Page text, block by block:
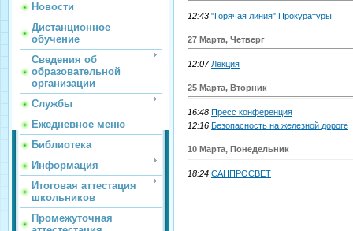
Новости
Дистанционное
обучение
Сведения об
образовательной
организации
Службы
Ежедневное меню
Библиотека
Информация
Итоговая аттестация
школьников
Промежуточная
12:43 "Горячая линия" Прокуратуры
27 Марта, Четверг
12:07 Лекция
25 Марта, Вторник
16:48 Пресс конференция
12:16 Безопасность на железной дороге
10 Марта, Понедельник
18:24 САНПРОСВЕТ